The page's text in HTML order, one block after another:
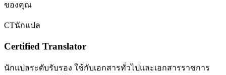
ของคุณ
CTนักแปล
Certified Translator
นักแปลระดับรับรอง ใช้กับเอกสารทั่วไปและเอกสารราชการ